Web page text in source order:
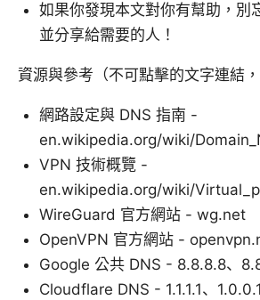
如果你發現本文對你有幫助，別
並分享給需要的人！
資源與參考（不可點擊的文字連結，
網路設定與 DNS 指南 -
en.wikipedia.org/wiki/
VPN 技術概覽 -
en.wikipedia.org/wiki/
WireGuard 官方網站 - wg.net
OpenVPN 官方網站 -
Google 公共 DNS - 8.8.8.8、
Cloudflare DNS - 1.1.1.1、1.0.0.1